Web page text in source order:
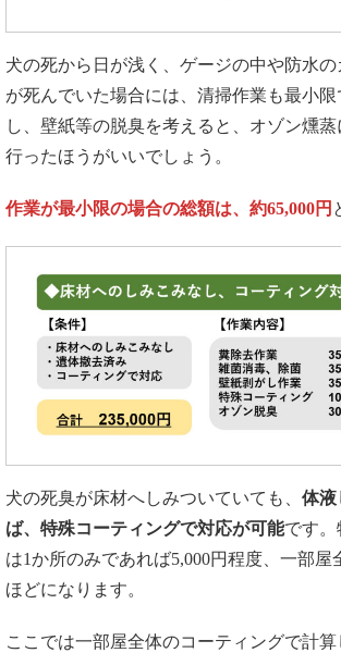
犬の死から日が浅く、ゲージの中や防水
が死んでいた場合には、清掃作業も最小
し、壁紙等の脱臭を考えると、オゾン燻
行ったほうがいいでしょう。
作業が最小限の場合の総額は、約65,000円
犬の死臭が床材へしみついていても、 体液
ば、特殊コーティングで対応が可能です。
は1か所のみであれば5,000円程度、一部屋
ほどになります。
ここでは一部屋全体のコーティングで計算